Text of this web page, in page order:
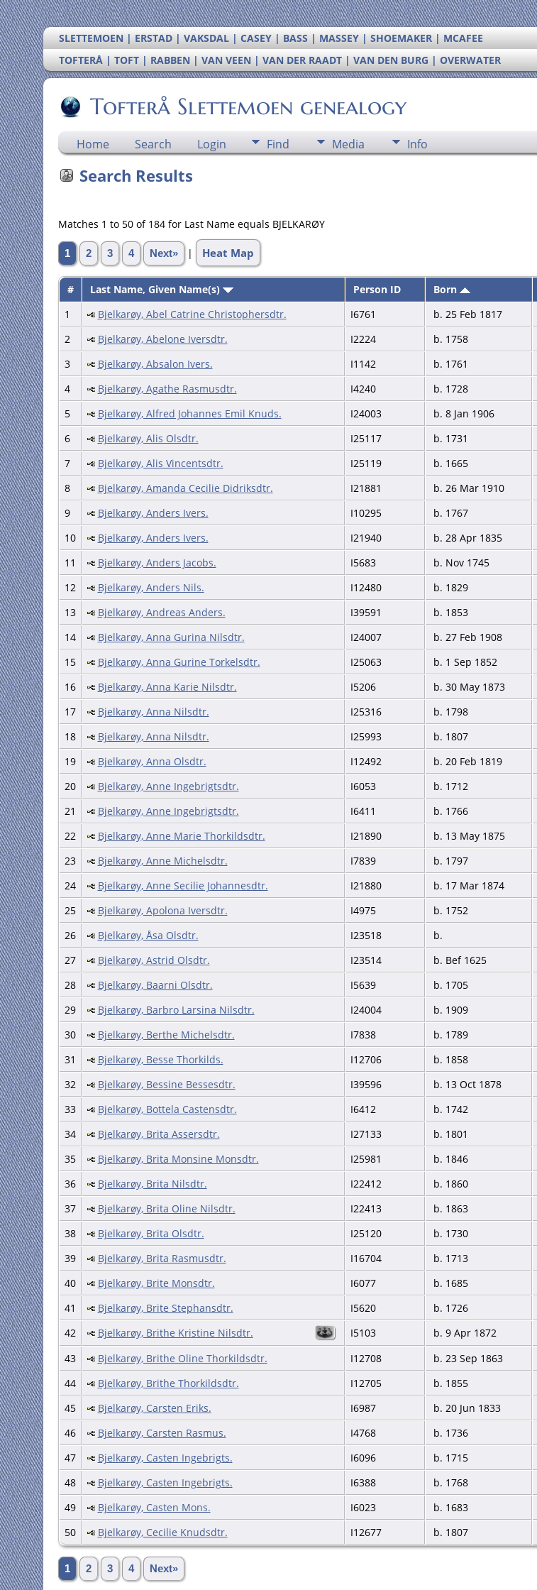
SLETTEMOEN | ERSTAD | VAKSDAL | CASEY | BASS | MASSEY | SHOEMAKER | MCAFEE
TOFTERÅ | TOFT | RABBEN | VAN VEEN | VAN DER RAADT | VAN DEN BURG | OVERWATER
Tofterå Slettemoen genealogy
Home Search Login Find Media Info
Search Results
Matches 1 to 50 of 184 for Last Name equals BJELKARØY
1 2 3 4 Next» | Heat Map
# Last Name, Given Name(s) Person ID Born
1
Bjelkarøy, Abel Catrine Christophersdtr. I6761 b. 25 Feb 1817
2
Bjelkarøy, Abelone Iversdtr. I2224 b. 1758
3
Bjelkarøy, Absalon Ivers. I1142 b. 1761
4
Bjelkarøy, Agathe Rasmusdtr. I4240 b. 1728
5
Bjelkarøy, Alfred Johannes Emil Knuds. I24003 b. 8 Jan 1906
6
Bjelkarøy, Alis Olsdtr. I25117 b. 1731
7
Bjelkarøy, Alis Vincentsdtr. I25119 b. 1665
8
Bjelkarøy, Amanda Cecilie Didriksdtr. I21881 b. 26 Mar 1910
9
Bjelkarøy, Anders Ivers. I10295 b. 1767
10
Bjelkarøy, Anders Ivers. I21940 b. 28 Apr 1835
11
Bjelkarøy, Anders Jacobs. I5683 b. Nov 1745
12
Bjelkarøy, Anders Nils. I12480 b. 1829
13
Bjelkarøy, Andreas Anders. I39591 b. 1853
14
Bjelkarøy, Anna Gurina Nilsdtr. I24007 b. 27 Feb 1908
15
Bjelkarøy, Anna Gurine Torkelsdtr. I25063 b. 1 Sep 1852
16
Bjelkarøy, Anna Karie Nilsdtr. I5206 b. 30 May 1873
17
Bjelkarøy, Anna Nilsdtr. I25316 b. 1798
18
Bjelkarøy, Anna Nilsdtr. I25993 b. 1807
19
Bjelkarøy, Anna Olsdtr. I12492 b. 20 Feb 1819
20
Bjelkarøy, Anne Ingebrigtsdtr. I6053 b. 1712
21
Bjelkarøy, Anne Ingebrigtsdtr. I6411 b. 1766
22
Bjelkarøy, Anne Marie Thorkildsdtr. I21890 b. 13 May 1875
23
Bjelkarøy, Anne Michelsdtr. I7839 b. 1797
24
Bjelkarøy, Anne Secilie Johannesdtr. I21880 b. 17 Mar 1874
25
Bjelkarøy, Apolona Iversdtr. I4975 b. 1752
26
Bjelkarøy, Åsa Olsdtr. I23518 b.
27
Bjelkarøy, Astrid Olsdtr. I23514 b. Bef 1625
28
Bjelkarøy, Baarni Olsdtr. I5639 b. 1705
29
Bjelkarøy, Barbro Larsina Nilsdtr. I24004 b. 1909
30
Bjelkarøy, Berthe Michelsdtr. I7838 b. 1789
31
Bjelkarøy, Besse Thorkilds. I12706 b. 1858
32
Bjelkarøy, Bessine Bessesdtr. I39596 b. 13 Oct 1878
33
Bjelkarøy, Bottela Castensdtr. I6412 b. 1742
34
Bjelkarøy, Brita Assersdtr. I27133 b. 1801
35
Bjelkarøy, Brita Monsine Monsdtr. I25981 b. 1846
36
Bjelkarøy, Brita Nilsdtr. I22412 b. 1860
37
Bjelkarøy, Brita Oline Nilsdtr. I22413 b. 1863
38
Bjelkarøy, Brita Olsdtr. I25120 b. 1730
39
Bjelkarøy, Brita Rasmusdtr. I16704 b. 1713
40
Bjelkarøy, Brite Monsdtr. I6077 b. 1685
41
Bjelkarøy, Brite Stephansdtr. I5620 b. 1726
42
Bjelkarøy, Brithe Kristine Nilsdtr. I5103 b. 9 Apr 1872
43
Bjelkarøy, Brithe Oline Thorkildsdtr. I12708 b. 23 Sep 1863
44
Bjelkarøy, Brithe Thorkildsdtr. I12705 b. 1855
45
Bjelkarøy, Carsten Eriks. I6987 b. 20 Jun 1833
46
Bjelkarøy, Carsten Rasmus. I4768 b. 1736
47
Bjelkarøy, Casten Ingebrigts. I6096 b. 1715
48
Bjelkarøy, Casten Ingebrigts. I6388 b. 1768
49
Bjelkarøy, Casten Mons. I6023 b. 1683
50
Bjelkarøy, Cecilie Knudsdtr. I12677 b. 1807
1 2 3 4 Next»